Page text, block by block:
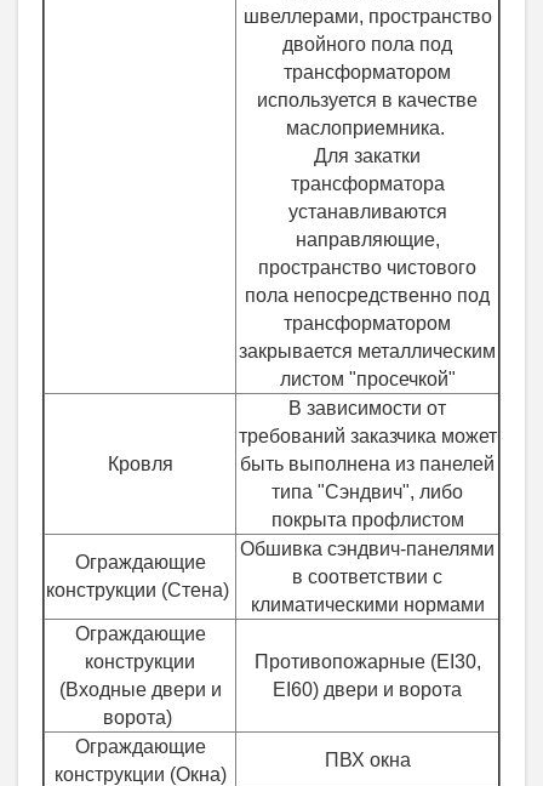
швеллерами, пространство
двойного пола под
трансформатором
используется в качестве
маслоприемника.
Для закатки
трансформатора
устанавливаются
направляющие,
пространство чистового
пола непосредственно под
трансформатором
закрывается металлическим
листом "просечкой"
Кровля
В зависимости от
требований заказчика может
быть выполнена из панелей
типа "Сэндвич", либо
покрыта профлистом
Ограждающие
конструкции (Стена)
Обшивка сэндвич-панелями
в соответствии с
климатическими нормами
Ограждающие
конструкции
(Входные двери и
ворота)
Противопожарные (EI30,
EI60) двери и ворота
Ограждающие
конструкции (Окна)
ПВХ окна